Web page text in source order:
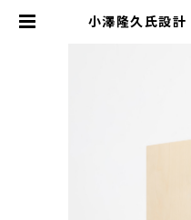
小澤隆久氏設